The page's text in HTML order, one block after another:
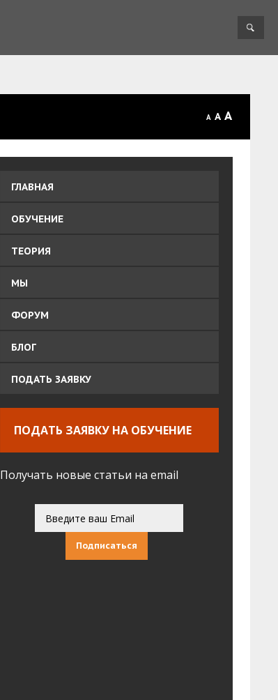
A A A
ГЛАВНАЯ
ОБУЧЕНИЕ
ТЕОРИЯ
МЫ
ФОРУМ
БЛОГ
ПОДАТЬ ЗАЯВКУ
ПОДАТЬ ЗАЯВКУ НА ОБУЧЕНИЕ
Получать новые статьи на email
Подписаться